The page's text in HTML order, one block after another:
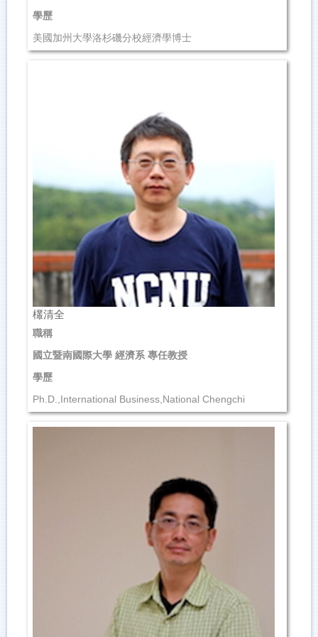
學歷
美國加州大學洛杉磯分校經濟學博士
(049)2910960 轉4668
clchen@ncnu.edu.tw
管理學院 5004
欉清全
職稱
國立暨南國際大學 經濟系 專任教授
學歷
Ph.D.,International Business,National Chengchi
University,Taiwan